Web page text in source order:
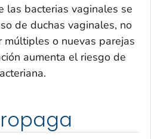
las bacterias vaginales se
de duchas vaginales, no
múltiples o nuevas parejas
aumenta el riesgo de